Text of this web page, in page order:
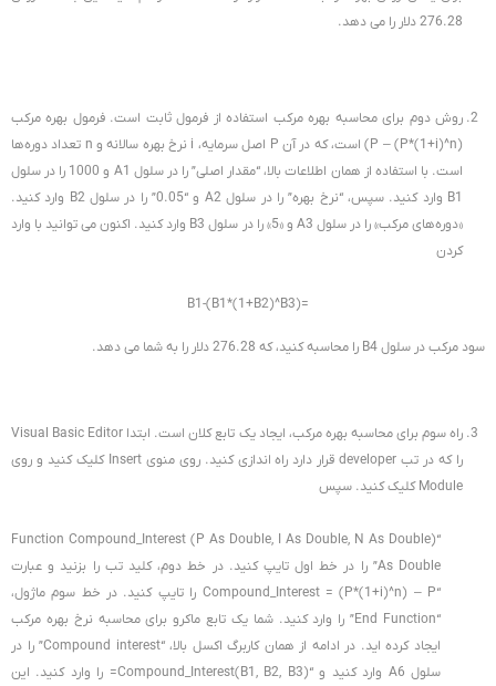
276.28 دلار را می دهد.
روش دوم برای محاسبه بهره مرکب استفاده از فرمول ثابت است. فرمول بهره مرکب
(P*(1+i)^n) – P) است، که در آن P اصل سرمایه، i نرخ بهره سالانه و n تعداد دوره‌ها
است. با استفاده از همان اطلاعات بالا، “مقدار اصلی” را در سلول A1 و 1000 را در سلول
B1 وارد کنید. سپس، “نرخ بهره” را در سلول A2 و “0.05” را در سلول B2 وارد کنید.
«دوره‌های مرکب» را در سلول A3 و «5» را در سلول B3 وارد کنید. اکنون می توانید با وارد
کردن
=(B1*(1+B2)^B3)-B1
سود مرکب در سلول B4 را محاسبه کنید، که 276.28 دلار را به شما می دهد.
راه سوم برای محاسبه بهره مرکب، ایجاد یک تابع کلان است. ابتدا Visual Basic Editor
را که در تب developer قرار دارد راه اندازی کنید. روی منوی Insert کلیک کنید و روی
Module کلیک کنید. سپس
“Function Compound_Interest (P As Double, I As Double, N As Double)
As Double” را در خط اول تایپ کنید. در خط دوم، کلید تب را بزنید و عبارت
“Compound_Interest = (P*(1+i)^n) – P را تایپ کنید. در خط سوم ماژول،
“End Function” را وارد کنید. شما یک تابع ماکرو برای محاسبه نرخ بهره مرکب
ایجاد کرده اید. در ادامه از همان کاربرگ اکسل بالا، “Compound interest” را در
سلول A6 وارد کنید و “Compound_Interest(B1, B2, B3)= را وارد کنید. این